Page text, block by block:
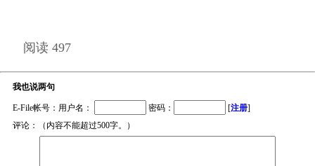
阅读 497
我也说两句
E-File帐号：用户名： 密码： [注册]
评论：（内容不能超过500字。）